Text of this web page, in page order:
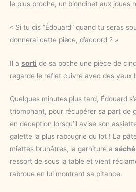
le plus proche, un blondinet aux joues
« Si tu dis “Édouard” quand tu seras
donnerai cette pièce, d’accord ? »
Il a sorti de sa poche une pièce de
regarde le reflet cuivré avec des yeux
Quelques minutes plus tard, Édouard
triomphant, pour récupérer sa part de
en déception lorsqu’il avise son
galette la plus rabougrie du lot ! La
miettes brunâtres, la garniture a séché
ressort de sous la table et vient
rabroue en lui montrant sa pitance.